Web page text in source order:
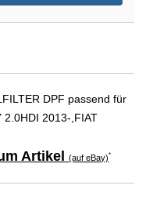
DPF passend für
2.0HDI 2013-,FIAT
Artikel(auf eBay)*